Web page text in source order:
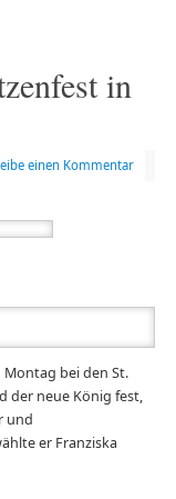
in
einen Kommentar
Montag bei den St.
der neue König fest,
und
er Franziska